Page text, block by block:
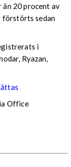
20 procent av
förstörts sedan
i
Ryazan,
Office